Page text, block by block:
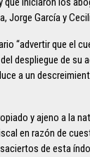
Jorge García y
“advertir que el
despliegue de su
a un
y ajeno a la
en razón de
de esta